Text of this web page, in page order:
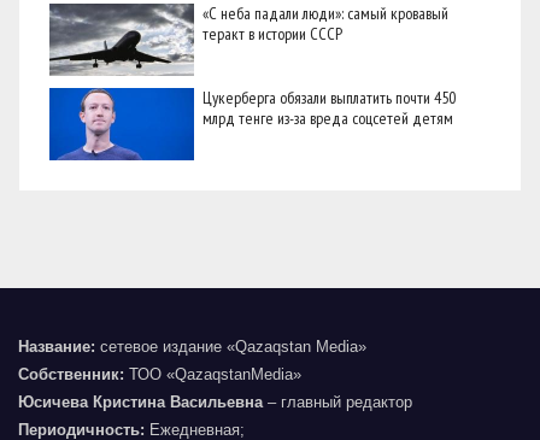
«С неба падали люди»: самый кровавый
теракт в истории СССР
Цукерберга обязали выплатить почти 450
млрд тенге из-за вреда соцсетей детям
Название: сетевое издание «Qazaqstan Media»
Собственник: ТОО «QazaqstanMedia»
Юсичева Кристина Васильевна – главный редактор
Периодичность: Ежедневная;